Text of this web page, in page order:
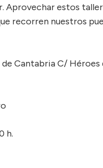
Aprovechar estos
recorren nuestros
Cantabria C/ Héroes
h.